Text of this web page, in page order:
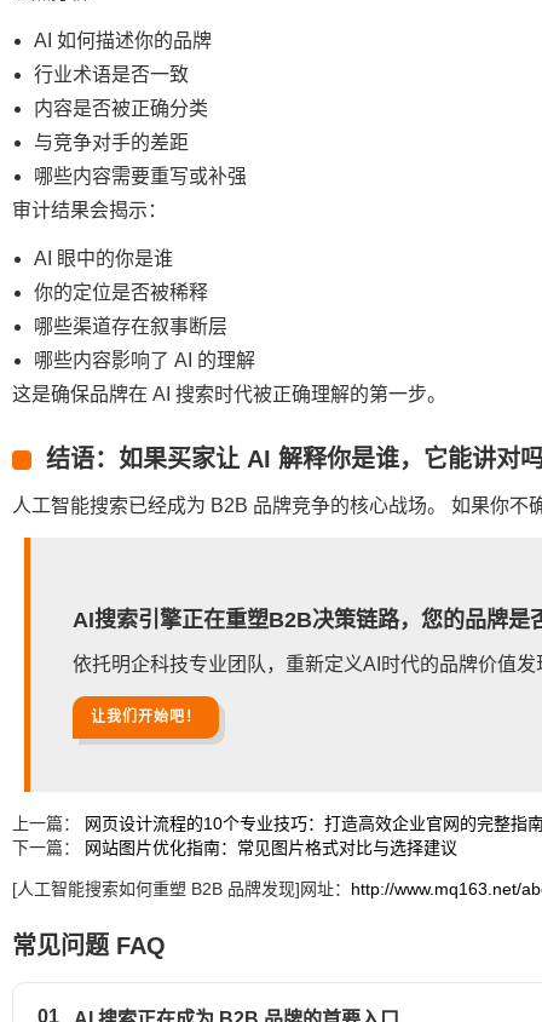
AI 如何描述你的品牌
行业术语是否一致
内容是否被正确分类
与竞争对手的差距
哪些内容需要重写或补强
审计结果会揭示：
AI 眼中的你是谁
你的定位是否被稀释
哪些渠道存在叙事断层
哪些内容影响了 AI 的理解
这是确保品牌在 AI 搜索时代被正确理解的第一步。
结语：如果买家让 AI 解释你是谁，它能讲对
人工智能搜索已经成为 B2B 品牌竞争的核心战场。 如果你
AI搜索引擎正在重塑B2B决策链路，您的品牌是
依托明企科技专业团队，重新定义AI时代的品牌价值发
让我们开始吧！
上一篇：
网页设计流程的10个专业技巧：打造高效企业官网的完整指
下一篇：
网站图片优化指南：常见图片格式对比与选择建议
[人工智能搜索如何重塑 B2B 品牌发现]网址： http://www.mq163.net/
常见问题 FAQ
01